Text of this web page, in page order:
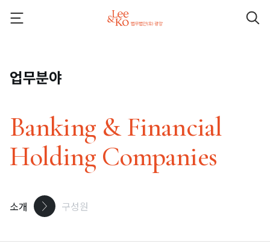
업무분야
Banking & Financial
Holding Companies
소개 구성원